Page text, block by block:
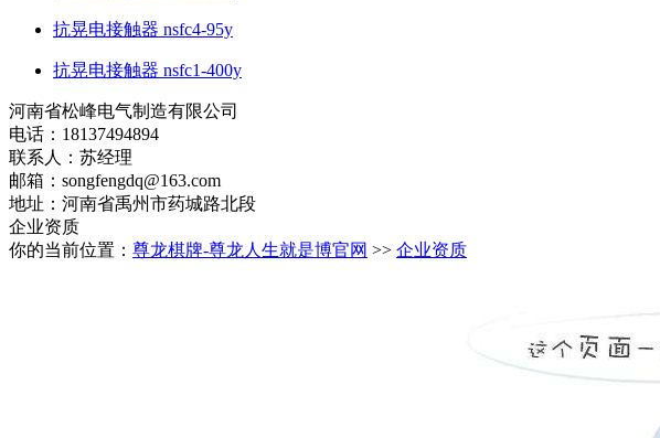
抗晃电接触器 nsfc4-95y
抗晃电接触器 nsfc1-400y
河南省松峰电气制造有限公司
电话：18137494894
联系人：苏经理
邮箱： songfengdq@163.com
地址：河南省禹州市药城路北段
企业资质
你的当前位置： 尊龙棋牌-尊龙人生就是博官网 >> 企业资质